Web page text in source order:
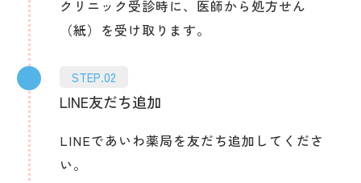
クリニック受診時に、医師から処方せん
（紙）を受け取ります。
STEP.02
LINE友だち追加
LINEであいわ薬局を友だち追加してくださ
い。